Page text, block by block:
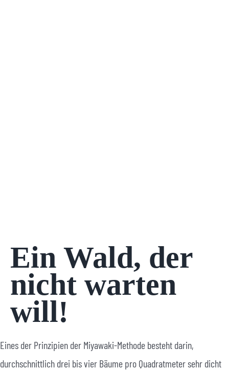
Ein Wald, der
nicht warten
will!
Eines der Prinzipien der Miyawaki-Methode besteht darin,
durchschnittlich drei bis vier Bäume pro Quadratmeter sehr dicht